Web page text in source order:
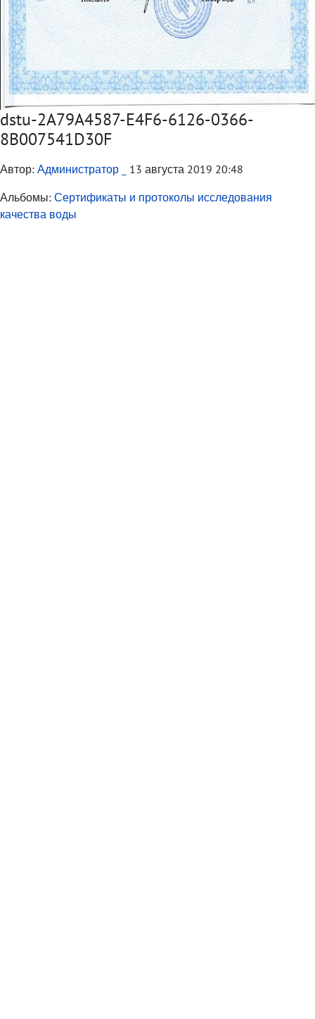
dstu-2A79A4587-E4F6-6126-0366-
8B007541D30F
Автор: Администратор _
13 августа 2019 20:48
Альбомы: Сертификаты и протоколы исследования
качества воды